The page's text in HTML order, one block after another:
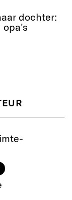
dochter:
opa's